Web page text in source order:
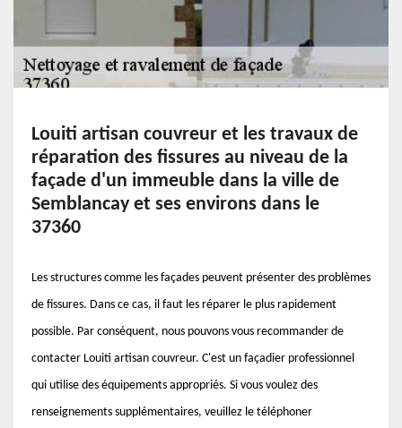
Louiti artisan couvreur et les travaux de
réparation des fissures au niveau de la
façade d'un immeuble dans la ville de
Semblancay et ses environs dans le
37360
Les structures comme les façades peuvent présenter des problèmes
de fissures. Dans ce cas, il faut les réparer le plus rapidement
possible. Par conséquent, nous pouvons vous recommander de
contacter Louiti artisan couvreur. C'est un façadier professionnel
qui utilise des équipements appropriés. Si vous voulez des
renseignements supplémentaires, veuillez le téléphoner